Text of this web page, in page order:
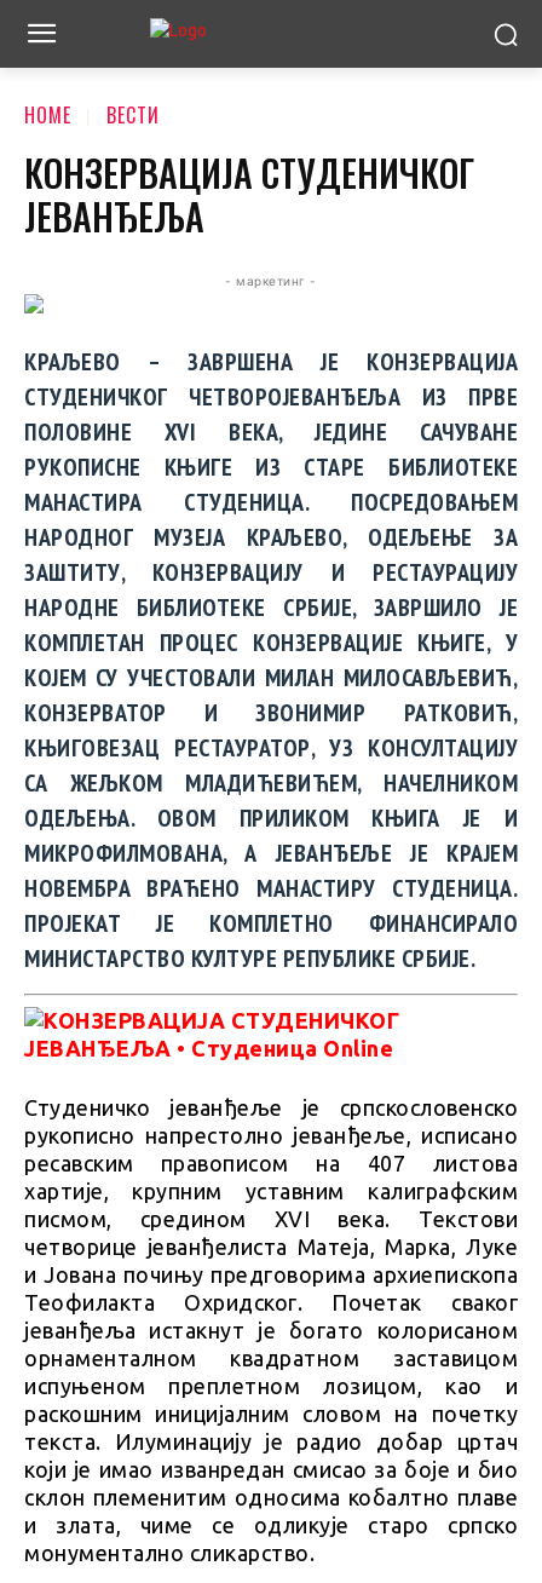
HOME ВЕСТИ
КОНЗЕРВАЦИЈА СТУДЕНИЧКОГ
ЈЕВАНЂЕЉА
- маркетинг -
КРАЉЕВО – ЗАВРШЕНА ЈЕ КОНЗЕРВАЦИЈА
СТУДЕНИЧКОГ ЧЕТВОРОЈЕВАНЂЕЉА ИЗ ПРВЕ
ПОЛОВИНЕ XVI ВЕКА, ЈЕДИНЕ САЧУВАНЕ
РУКОПИСНЕ КЊИГЕ ИЗ СТАРЕ БИБЛИОТЕКЕ
МАНАСТИРА СТУДЕНИЦА. ПОСРЕДОВАЊЕМ
НАРОДНОГ МУЗЕЈА КРАЉЕВО, ОДЕЉЕЊЕ ЗА
ЗАШТИТУ, КОНЗЕРВАЦИЈУ И РЕСТАУРАЦИЈУ
НАРОДНЕ БИБЛИОТЕКЕ СРБИЈЕ, ЗАВРШИЛО ЈЕ
КОМПЛЕТАН ПРОЦЕС КОНЗЕРВАЦИЈЕ КЊИГЕ, У
КОЈЕМ СУ УЧЕСТОВАЛИ МИЛАН МИЛОСАВЉЕВИЋ,
КОНЗЕРВАТОР И ЗВОНИМИР РАТКОВИЋ,
КЊИГОВЕЗАЦ РЕСТАУРАТОР, УЗ КОНСУЛТАЦИЈУ
СА ЖЕЉКОМ МЛАДИЋЕВИЋЕМ, НАЧЕЛНИКОМ
ОДЕЉЕЊА. ОВОМ ПРИЛИКОМ КЊИГА ЈЕ И
МИКРОФИЛМОВАНА, А ЈЕВАНЂЕЉЕ ЈЕ КРАЈЕМ
НОВЕМБРА ВРАЋЕНО МАНАСТИРУ СТУДЕНИЦА.
ПРОЈЕКАТ ЈЕ КОМПЛЕТНО ФИНАНСИРАЛО
МИНИСТАРСТВО КУЛТУРЕ РЕПУБЛИКЕ СРБИЈЕ.
Студеничко јеванђеље је српскословенско
рукописно напрестолно јеванђеље, исписано
ресавским правописом на 407 листова
хартије, крупним уставним калиграфским
писмом, средином XVI века. Текстови
четворице јеванђелиста Матеја, Марка, Луке
и Јована почињу предговорима архиепископа
Теофилакта Охридског. Почетак сваког
јеванђеља истакнут је богато колорисаном
орнаменталном квадратном заставицом
испуњеном преплетном лозицом, као и
раскошним иницијалним словом на почетку
текста. Илуминацију је радио добар цртач
који је имао изванредан смисао за боје и био
склон племенитим односима кобалтно плаве
и злата, чиме се одликује старо српско
монументално сликарство.